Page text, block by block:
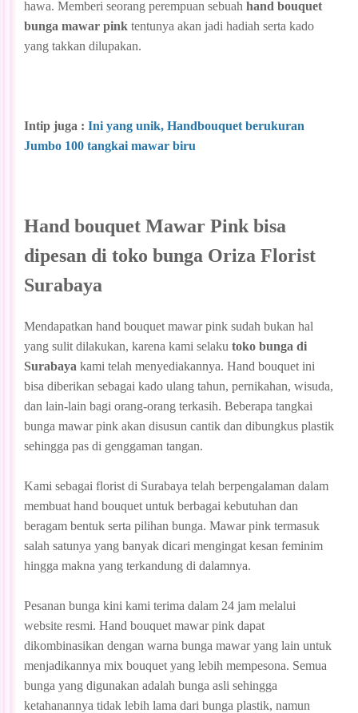
hawa. Memberi seorang perempuan sebuah hand bouquet
bunga mawar pink tentunya akan jadi hadiah serta kado
yang takkan dilupakan.
Intip juga : Ini yang unik, Handbouquet berukuran
Jumbo 100 tangkai mawar biru
Hand bouquet Mawar Pink bisa
dipesan di toko bunga Oriza Florist
Surabaya
Mendapatkan hand bouquet mawar pink sudah bukan hal
yang sulit dilakukan, karena kami selaku toko bunga di
Surabaya kami telah menyediakannya. Hand bouquet ini
bisa diberikan sebagai kado ulang tahun, pernikahan, wisuda,
dan lain-lain bagi orang-orang terkasih. Beberapa tangkai
bunga mawar pink akan disusun cantik dan dibungkus plastik
sehingga pas di genggaman tangan.
Kami sebagai florist di Surabaya telah berpengalaman dalam
membuat hand bouquet untuk berbagai kebutuhan dan
beragam bentuk serta pilihan bunga. Mawar pink termasuk
salah satunya yang banyak dicari mengingat kesan feminim
hingga makna yang terkandung di dalamnya.
Pesanan bunga kini kami terima dalam 24 jam melalui
website resmi. Hand bouquet mawar pink dapat
dikombinasikan dengan warna bunga mawar yang lain untuk
menjadikannya mix bouquet yang lebih mempesona. Semua
bunga yang digunakan adalah bunga asli sehingga
ketahanannya tidak lebih lama dari bunga plastik, namun